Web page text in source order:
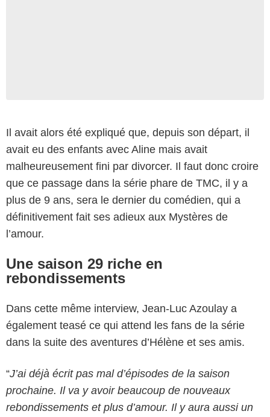
Il avait alors été expliqué que, depuis son départ, il
avait eu des enfants avec Aline mais avait
malheureusement fini par divorcer. Il faut donc croire
que ce passage dans la série phare de TMC, il y a
plus de 9 ans, sera le dernier du comédien, qui a
définitivement fait ses adieux aux Mystères de
l’amour.
Une saison 29 riche en
rebondissements
Dans cette même interview, Jean-Luc Azoulay a
également teasé ce qui attend les fans de la série
dans la suite des aventures d’Hélène et ses amis.
“J’ai déjà écrit pas mal d’épisodes de la saison
prochaine. Il va y avoir beaucoup de nouveaux
rebondissements et plus d’amour. Il y aura aussi un